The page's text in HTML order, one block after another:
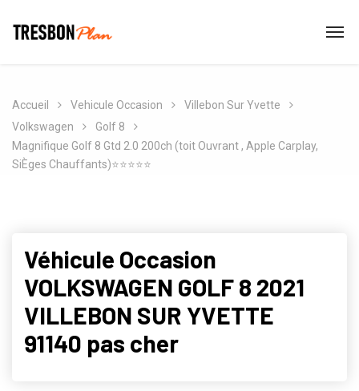
Accueil Vehicule Occasion
Villebon Sur Yvette
Volkswagen
Golf 8
Magnifique Golf 8 Gtd 2.0 200ch (toit Ouvrant , Apple Carplay,
SiÈges Chauffants)⭐️⭐️⭐️⭐️⭐️
Véhicule Occasion
VOLKSWAGEN GOLF 8 2021
VILLEBON SUR YVETTE
91140 pas cher